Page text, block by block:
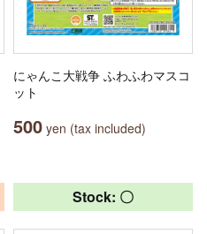
にゃんこ大戦争 ふわふわマスコ
ット
500 yen (tax included)
Stock: 〇